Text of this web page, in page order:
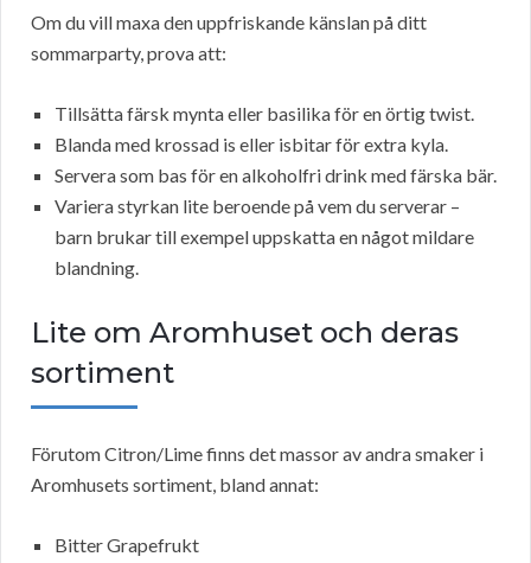
Om du vill maxa den uppfriskande känslan på ditt
sommarparty, prova att:
Tillsätta färsk mynta eller basilika för en örtig twist.
Blanda med krossad is eller isbitar för extra kyla.
Servera som bas för en alkoholfri drink med färska bär.
Variera styrkan lite beroende på vem du serverar –
barn brukar till exempel uppskatta en något mildare
blandning.
Lite om Aromhuset och deras
sortiment
Förutom Citron/Lime finns det massor av andra smaker i
Aromhusets sortiment, bland annat:
Bitter Grapefrukt